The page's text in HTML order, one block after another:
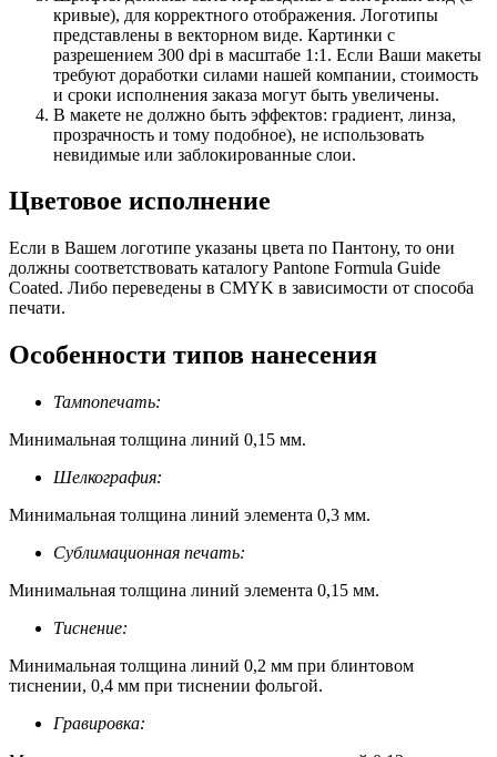
кривые), для корректного отображения. Логотипы
представлены в векторном виде. Картинки с
разрешением 300 dpi в масштабе 1:1. Если Ваши макеты
требуют доработки силами нашей компании, стоимость
и сроки исполнения заказа могут быть увеличены.
В макете не должно быть эффектов: градиент, линза,
прозрачность и тому подобное), не использовать
невидимые или заблокированные слои.
Цветовое исполнение
Если в Вашем логотипе указаны цвета по Пантону, то они
должны соответствовать каталогу Pantone Formula Guide
Coated. Либо переведены в CMYK в зависимости от способа
печати.
Особенности типов нанесения
Тампопечать:
Минимальная толщина линий 0,15 мм.
Шелкография:
Минимальная толщина линий элемента 0,3 мм.
Сублимационная печать:
Минимальная толщина линий элемента 0,15 мм.
Тиснение:
Минимальная толщина линий 0,2 мм при блинтовом
тиснении, 0,4 мм при тиснении фольгой.
Гравировка: